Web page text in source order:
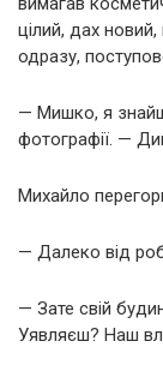
цілий, дах
одразу,
— Мишко, я
фотографії. —
Михайло
— Далеко від
— Зате свій
Уявляєш? Наш